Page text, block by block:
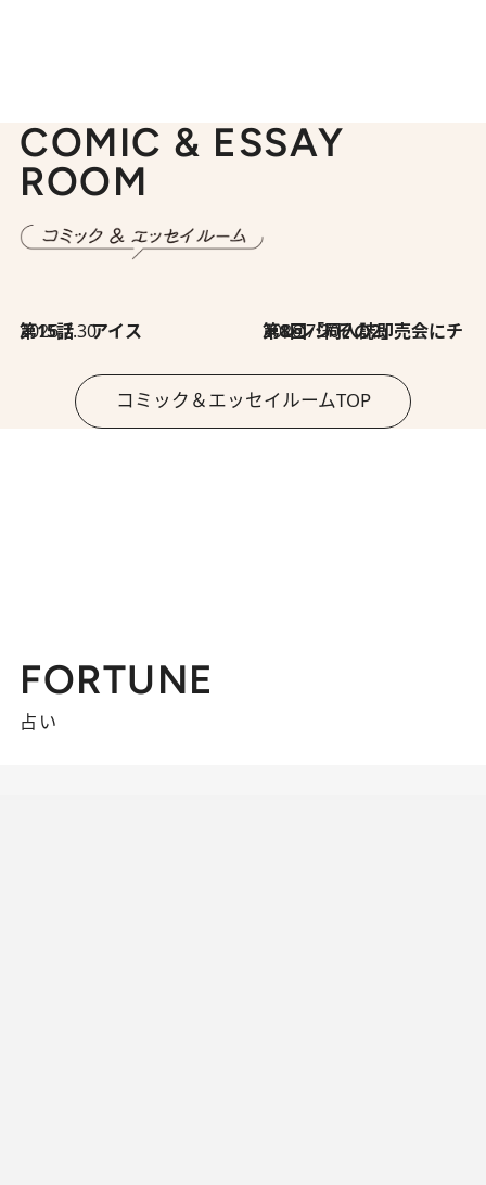
COMIC & ESSAY
ROOM
2026.7.30
第15話 アイス 2026.7.30
第8回「同人誌即売会にチャレンジ その2」
コミック＆エッセイルームTOP
FORTUNE
占い